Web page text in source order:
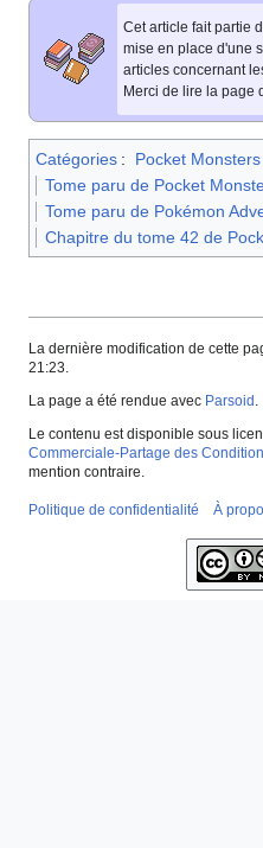
Cet article fait partie
mise en place d'une
articles concernant
Merci de lire la page
Catégories : Pocket
Tome paru de Pocket
Tome paru de Pokémon
Chapitre du tome 42 de
La dernière modification de cette
21:23.
La page a été rendue avec Parsoid .
Le contenu est disponible sous
Commerciale-Partage des
mention contraire.
Politique de confidentialité À